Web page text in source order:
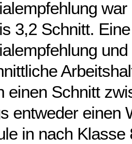
3,2 Schnitt.
einen Schnitt
entweder einen
in nach Klasse